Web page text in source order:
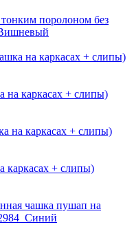
поролоном без
на каркасах + слипы)
каркасах + слипы)